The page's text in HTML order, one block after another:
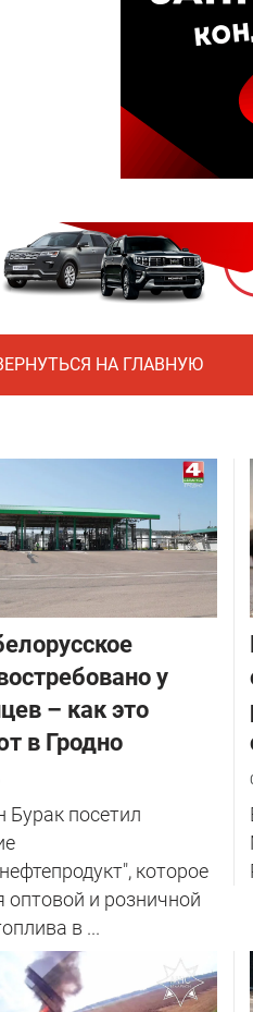
НА ГЛАВНУЮ
у
– как это
в Гродно
Бурак посетил
которое
оптовой и розничной
в ...